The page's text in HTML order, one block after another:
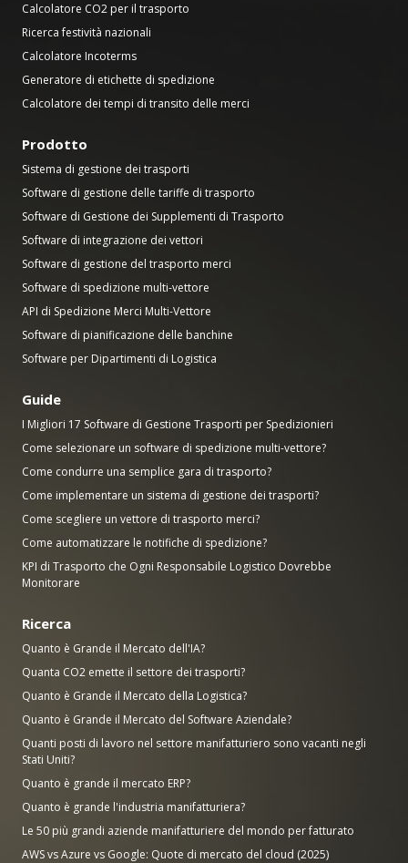
Calcolatore CO2 per il trasporto
Ricerca festività nazionali
Calcolatore Incoterms
Generatore di etichette di spedizione
Calcolatore dei tempi di transito delle merci
Prodotto
Sistema di gestione dei trasporti
Software di gestione delle tariffe di trasporto
Software di Gestione dei Supplementi di Trasporto
Software di integrazione dei vettori
Software di gestione del trasporto merci
Software di spedizione multi-vettore
API di Spedizione Merci Multi-Vettore
Software di pianificazione delle banchine
Software per Dipartimenti di Logistica
Guide
I Migliori 17 Software di Gestione Trasporti per Spedizionieri
Come selezionare un software di spedizione multi-vettore?
Come condurre una semplice gara di trasporto?
Come implementare un sistema di gestione dei trasporti?
Come scegliere un vettore di trasporto merci?
Come automatizzare le notifiche di spedizione?
KPI di Trasporto che Ogni Responsabile Logistico Dovrebbe
Monitorare
Ricerca
Quanto è Grande il Mercato dell'IA?
Quanta CO2 emette il settore dei trasporti?
Quanto è Grande il Mercato della Logistica?
Quanto è Grande il Mercato del Software Aziendale?
Quanti posti di lavoro nel settore manifatturiero sono vacanti negli
Stati Uniti?
Quanto è grande il mercato ERP?
Quanto è grande l'industria manifatturiera?
Le 50 più grandi aziende manifatturiere del mondo per fatturato
AWS vs Azure vs Google: Quote di mercato del cloud (2025)